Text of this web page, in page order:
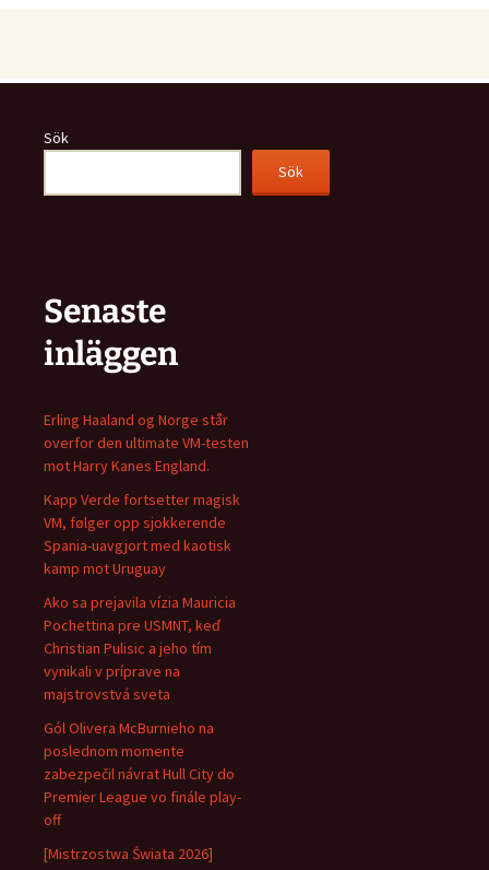
Sök
Sök
Senaste
inläggen
Erling Haaland og Norge står
overfor den ultimate VM-testen
mot Harry Kanes England.
Kapp Verde fortsetter magisk
VM, følger opp sjokkerende
Spania-uavgjort med kaotisk
kamp mot Uruguay
Ako sa prejavila vízia Mauricia
Pochettina pre USMNT, keď
Christian Pulisic a jeho tím
vynikali v príprave na
majstrovstvá sveta
Gól Olivera McBurnieho na
poslednom momente
zabezpečil návrat Hull City do
Premier League vo finále play-
off
[Mistrzostwa Świata 2026]